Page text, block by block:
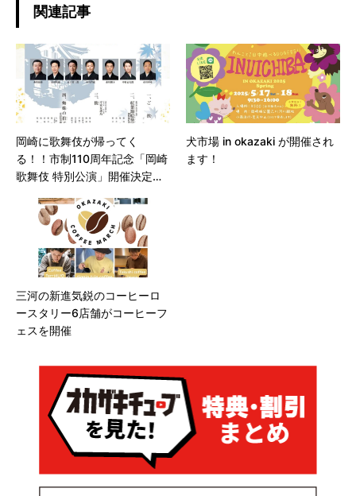
関連記事
岡崎に歌舞伎が帰ってく
る！！市制110周年記念「岡崎
歌舞伎 特別公演」開催決定🎊
犬市場 in okazaki が開催され
ます！
三河の新進気鋭のコーヒーロ
ースタリー6店舗がコーヒーフ
ェスを開催